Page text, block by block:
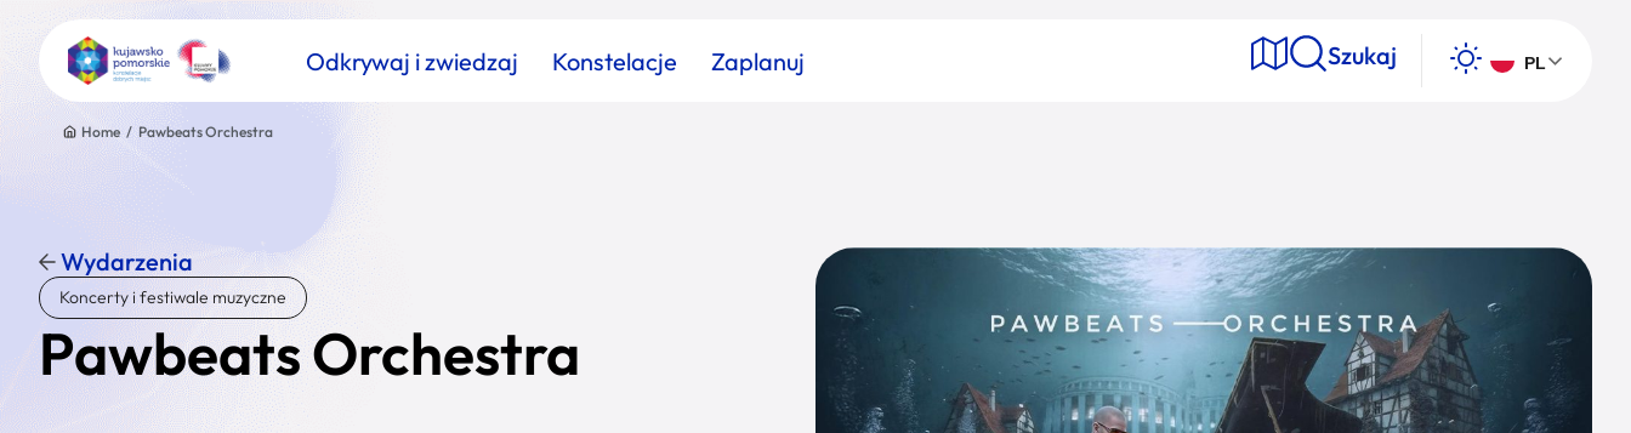
Odkrywaj i zwiedzaj Konstelacje Zaplanuj Szukaj PL
Znajdź atrakcję
Nazwa atrakcji Kategoria Wyszukaj
Home / Pawbeats Orchestra
Wydarzenia
Koncerty i festiwale muzyczne
Pawbeats Orchestra